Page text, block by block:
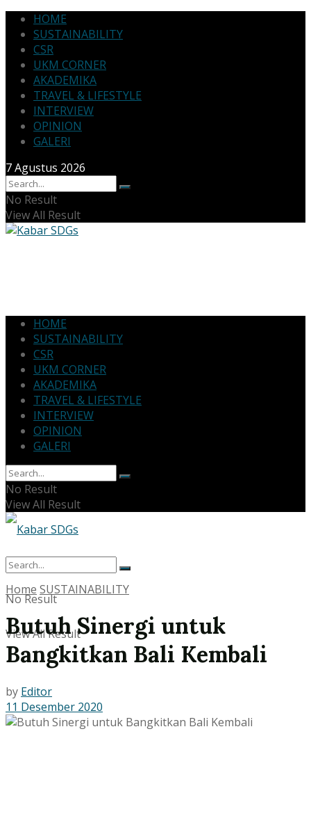
HOME
SUSTAINABILITY
CSR
UKM CORNER
AKADEMIKA
TRAVEL & LIFESTYLE
INTERVIEW
OPINION
GALERI
7 Agustus 2026
No Result
View All Result
HOME
SUSTAINABILITY
CSR
UKM CORNER
AKADEMIKA
TRAVEL & LIFESTYLE
INTERVIEW
OPINION
GALERI
No Result
View All Result
No Result
View All Result
Home SUSTAINABILITY
Butuh Sinergi untuk
Bangkitkan Bali Kembali
by Editor
11 Desember 2020